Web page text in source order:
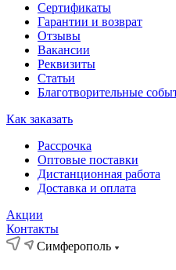
Сертификаты
Гарантии и возврат
Отзывы
Вакансии
Реквизиты
Статьи
Благотворительные
Как заказать
Рассрочка
Оптовые поставки
Дистанционная работа
Доставка и оплата
Акции
Контакты
Симферополь